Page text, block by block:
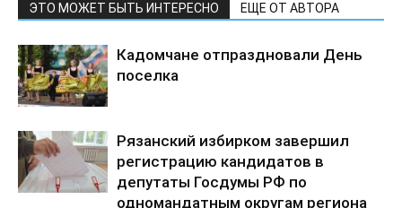
ЭТО МОЖЕТ БЫТЬ ИНТЕРЕСНО ЕЩЕ ОТ АВТОРА
Кадомчане отпраздновали День
поселка
Рязанский избирком завершил
регистрацию кандидатов в
депутаты Госдумы РФ по
одномандатным округам региона